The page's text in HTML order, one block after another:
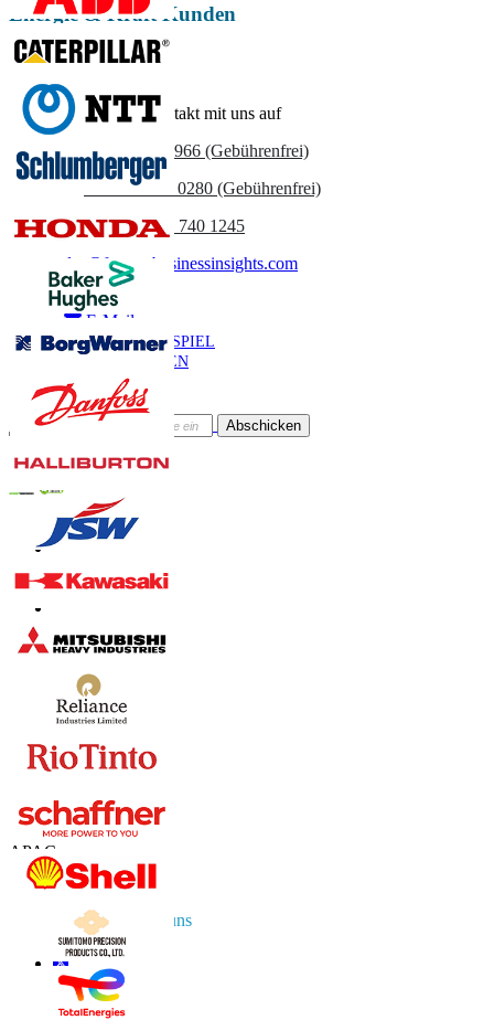
Energie & Kraft Kunden
Nehmen Sie Kontakt mit uns auf
US
+1 833 909 2966 (Gebührenfrei)
+44 808 502 0280 (Gebührenfrei)
(APAC) +91 744 740 1245
sales@fortunebusinessinsights.com
Anruf
E-Mail
BEISPIEL
HERUNTERLADEN
Newsletter abonnieren
Abschicken
Online-Vertrauen
Kontaktieren Sie uns
US+1 833 909 2966 ( Gebührenfrei )
UK
+44 808 502 0280 (Gebührenfrei )
APAC
sales@fortunebusinessinsights.com
Vernetzen Sie sich mit uns